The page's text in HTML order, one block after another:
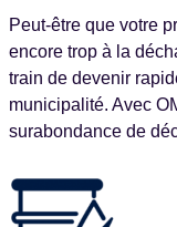
Peut-être que votre
encore trop à la
train de devenir
municipalité. Avec
surabondance de